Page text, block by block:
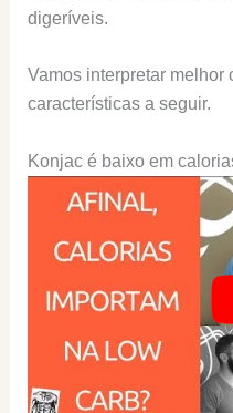
digeríveis.
Vamos interpretar melhor
características a seguir.
Konjac é baixo em